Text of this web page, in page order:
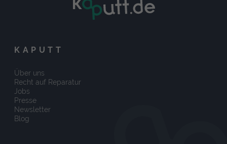
KAPUTT
Über uns
Recht auf Reparatur
Jobs
Presse
Newsletter
Blog